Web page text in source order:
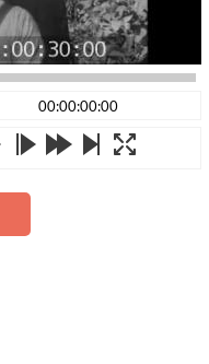
00:00:00:00